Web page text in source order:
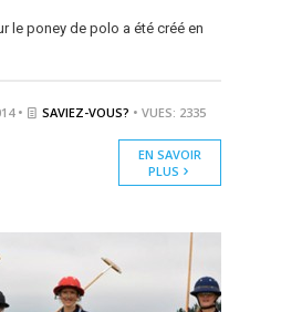
le poney de polo a été créé en
• SAVIEZ-VOUS? • VUES: 2335
EN SAVOIR
PLUS